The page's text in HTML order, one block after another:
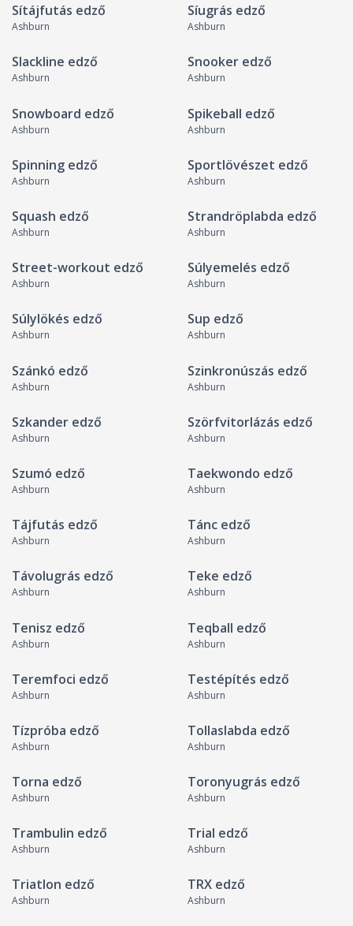
Sítájfutás edző
Ashburn
Síugrás edző
Ashburn
Slackline edző
Ashburn
Snooker edző
Ashburn
Snowboard edző
Ashburn
Spikeball edző
Ashburn
Spinning edző
Ashburn
Sportlövészet edző
Ashburn
Squash edző
Ashburn
Strandröplabda edző
Ashburn
Street-workout edző
Ashburn
Súlyemelés edző
Ashburn
Súlylökés edző
Ashburn
Sup edző
Ashburn
Szánkó edző
Ashburn
Szinkronúszás edző
Ashburn
Szkander edző
Ashburn
Szörfvitorlázás edző
Ashburn
Szumó edző
Ashburn
Taekwondo edző
Ashburn
Tájfutás edző
Ashburn
Tánc edző
Ashburn
Távolugrás edző
Ashburn
Teke edző
Ashburn
Tenisz edző
Ashburn
Teqball edző
Ashburn
Teremfoci edző
Ashburn
Testépítés edző
Ashburn
Tízpróba edző
Ashburn
Tollaslabda edző
Ashburn
Torna edző
Ashburn
Toronyugrás edző
Ashburn
Trambulin edző
Ashburn
Trial edző
Ashburn
Triatlon edző
Ashburn
TRX edző
Ashburn